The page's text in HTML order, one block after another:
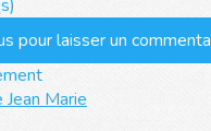
pour laisser un